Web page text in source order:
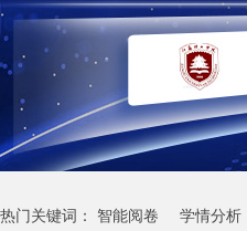
热门关键词： 智能阅卷 学情分析